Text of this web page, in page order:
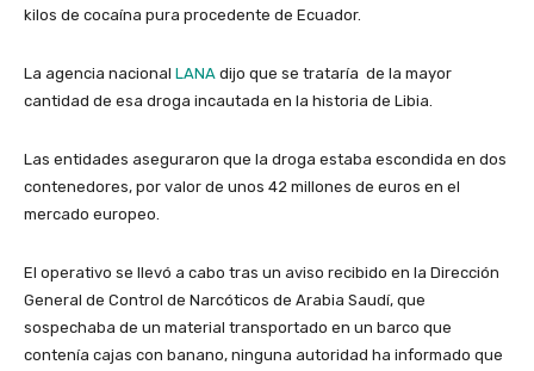
kilos de cocaína pura procedente de Ecuador.
La agencia nacional LANA dijo que se trataría de la mayor
cantidad de esa droga incautada en la historia de Libia.
Las entidades aseguraron que la droga estaba escondida en dos
contenedores, por valor de unos 42 millones de euros en el
mercado europeo.
El operativo se llevó a cabo tras un aviso recibido en la Dirección
General de Control de Narcóticos de Arabia Saudí, que
sospechaba de un material transportado en un barco que
contenía cajas con banano, ninguna autoridad ha informado que